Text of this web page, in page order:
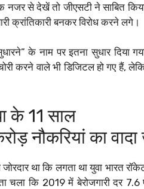
नजर से देखें तो जीएसटी ने साबित
क्रांतिकारी बनकर विरोध करने लगे।
के नाम पर इतना सुधार दिया
करने वाले भी डिजिटल हो गए हैं,
के 11 साल
नौकरियां का
था कि लगता था युवा भारत
चला कि 2019 में बेरोजगारी दर